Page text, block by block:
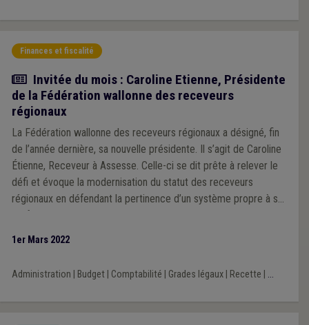
Finances et fiscalité
Article
Invitée du mois : Caroline Etienne, Présidente
de la Fédération wallonne des receveurs
régionaux
La Fédération wallonne des receveurs régionaux a désigné, fin
de l’année dernière, sa nouvelle présidente. Il s’agit de Caroline
Étienne, Receveur à Assesse. Celle-ci se dit prête à relever le
défi et évoque la modernisation du statut des receveurs
régionaux en défendant la pertinence d’un système propre à sa
profession, désormais mutualiste
1er Mars 2022
Administration Budget| Comptabilité Grades légaux| Recette ...